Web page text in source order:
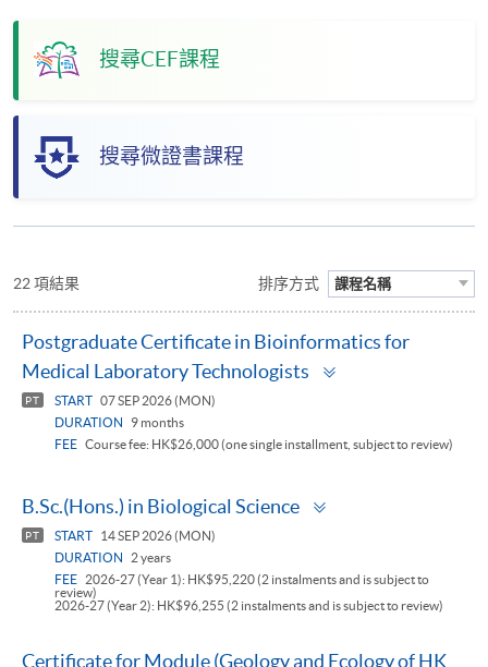
搜尋CEF課程
搜尋微證書課程
22 項結果 排序方式 課程名稱
Postgraduate Certificate in Bioinformatics for
Medical Laboratory Technologists
PT START 07 SEP 2026 (MON)
DURATION
9 months
FEE Course fee: HK$26,000 (one single installment, subject to review)
B.Sc.(Hons.) in Biological Science
PT START
14 SEP 2026 (MON)
DURATION
2 years
FEE
2026-27 (Year 1): HK$95,220 (2 instalments and is subject to
review)
2026-27 (Year 2): HK$96,255 (2 instalments and is subject to review)
Certificate for Module (Geology and Ecology of HK